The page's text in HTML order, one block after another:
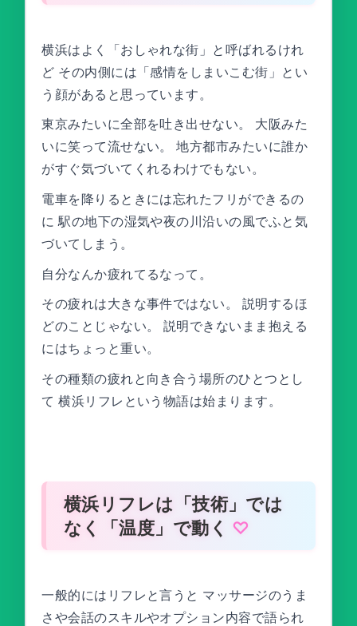
横浜はよく「おしゃれな街」と呼ばれるけれ
ど その内側には「感情をしまいこむ街」とい
う顔があると思っています。
東京みたいに全部を吐き出せない。 大阪みた
いに笑って流せない。 地方都市みたいに誰か
がすぐ気づいてくれるわけでもない。
電車を降りるときには忘れたフリができるの
に 駅の地下の湿気や夜の川沿いの風でふと気
づいてしまう。
自分なんか疲れてるなって。
その疲れは大きな事件ではない。 説明するほ
どのことじゃない。 説明できないまま抱える
にはちょっと重い。
その種類の疲れと向き合う場所のひとつとし
て 横浜リフレという物語は始まります。
横浜リフレは「技術」では
なく「温度」で動く
一般的にはリフレと言うと マッサージのうま
さや会話のスキルやオプション内容で語られ